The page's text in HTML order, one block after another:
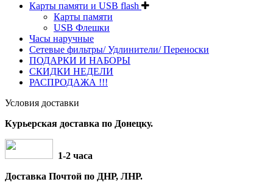
Карты памяти и USB flash
Карты памяти
USB Флешки
Часы наручные
Сетевые фильтры/ Удлинители/ Переноски
ПОДАРКИ И НАБОРЫ
СКИДКИ НЕДЕЛИ
РАСПРОДАЖА !!!
Условия доставки
Курьерская доставка по Донецку.
1-2 часа
Доставка Почтой по ДНР, ЛНР.